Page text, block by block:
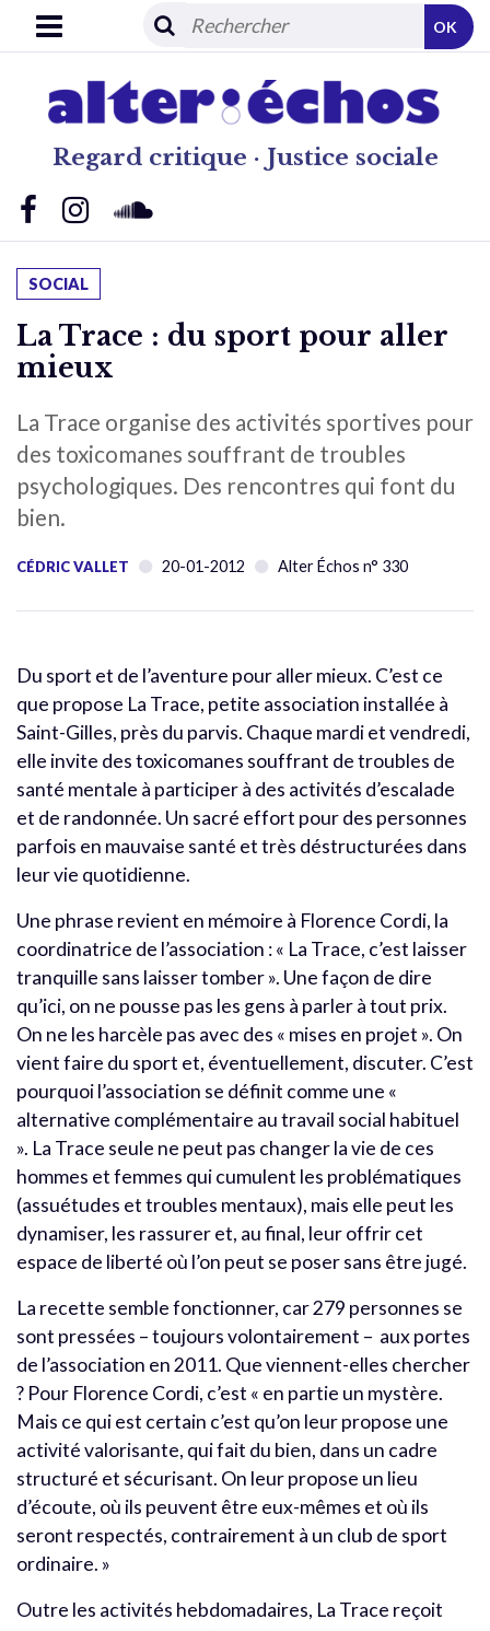
Regard critique · Justice sociale
OK
SOCIAL
La Trace : du sport pour aller
mieux
La Trace organise des activités sportives pour
des toxicomanes souffrant de troubles
psychologiques. Des rencontres qui font du
bien.
CÉDRIC VALLET 20-01-2012 Alter Échos n° 330
Du sport et de l’aventure pour aller mieux. C’est ce
que propose La Trace, petite association installée à
Saint-Gilles, près du parvis. Chaque mardi et vendredi,
elle invite des toxicomanes souffrant de troubles de
santé mentale à participer à des activités d’escalade
et de randonnée. Un sacré effort pour des personnes
parfois en mauvaise santé et très déstructurées dans
leur vie quotidienne.
Une phrase revient en mémoire à Florence Cordi, la
coordinatrice de l’association : « La Trace, c’est laisser
tranquille sans laisser tomber ». Une façon de dire
qu’ici, on ne pousse pas les gens à parler à tout prix.
On ne les harcèle pas avec des « mises en projet ». On
vient faire du sport et, éventuellement, discuter. C’est
pourquoi l’association se définit comme une «
alternative complémentaire au travail social habituel
». La Trace seule ne peut pas changer la vie de ces
hommes et femmes qui cumulent les problématiques
(assuétudes et troubles mentaux), mais elle peut les
dynamiser, les rassurer et, au final, leur offrir cet
espace de liberté où l’on peut se poser sans être jugé.
La recette semble fonctionner, car 279 personnes se
sont pressées – toujours volontairement – aux portes
de l’association en 2011. Que viennent-elles chercher
? Pour Florence Cordi, c’est « en partie un mystère.
Mais ce qui est certain c’est qu’on leur propose une
activité valorisante, qui fait du bien, dans un cadre
structuré et sécurisant. On leur propose un lieu
d’écoute, où ils peuvent être eux-mêmes et où ils
seront respectés, contrairement à un club de sport
ordinaire. »
Outre les activités hebdomadaires, La Trace reçoit